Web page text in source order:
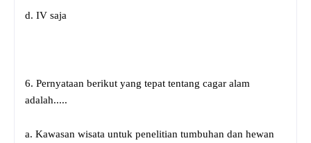
d. IV saja
6. Pernyataan berikut yang tepat tentang cagar alam
adalah.....
a. Kawasan wisata untuk penelitian tumbuhan dan hewan